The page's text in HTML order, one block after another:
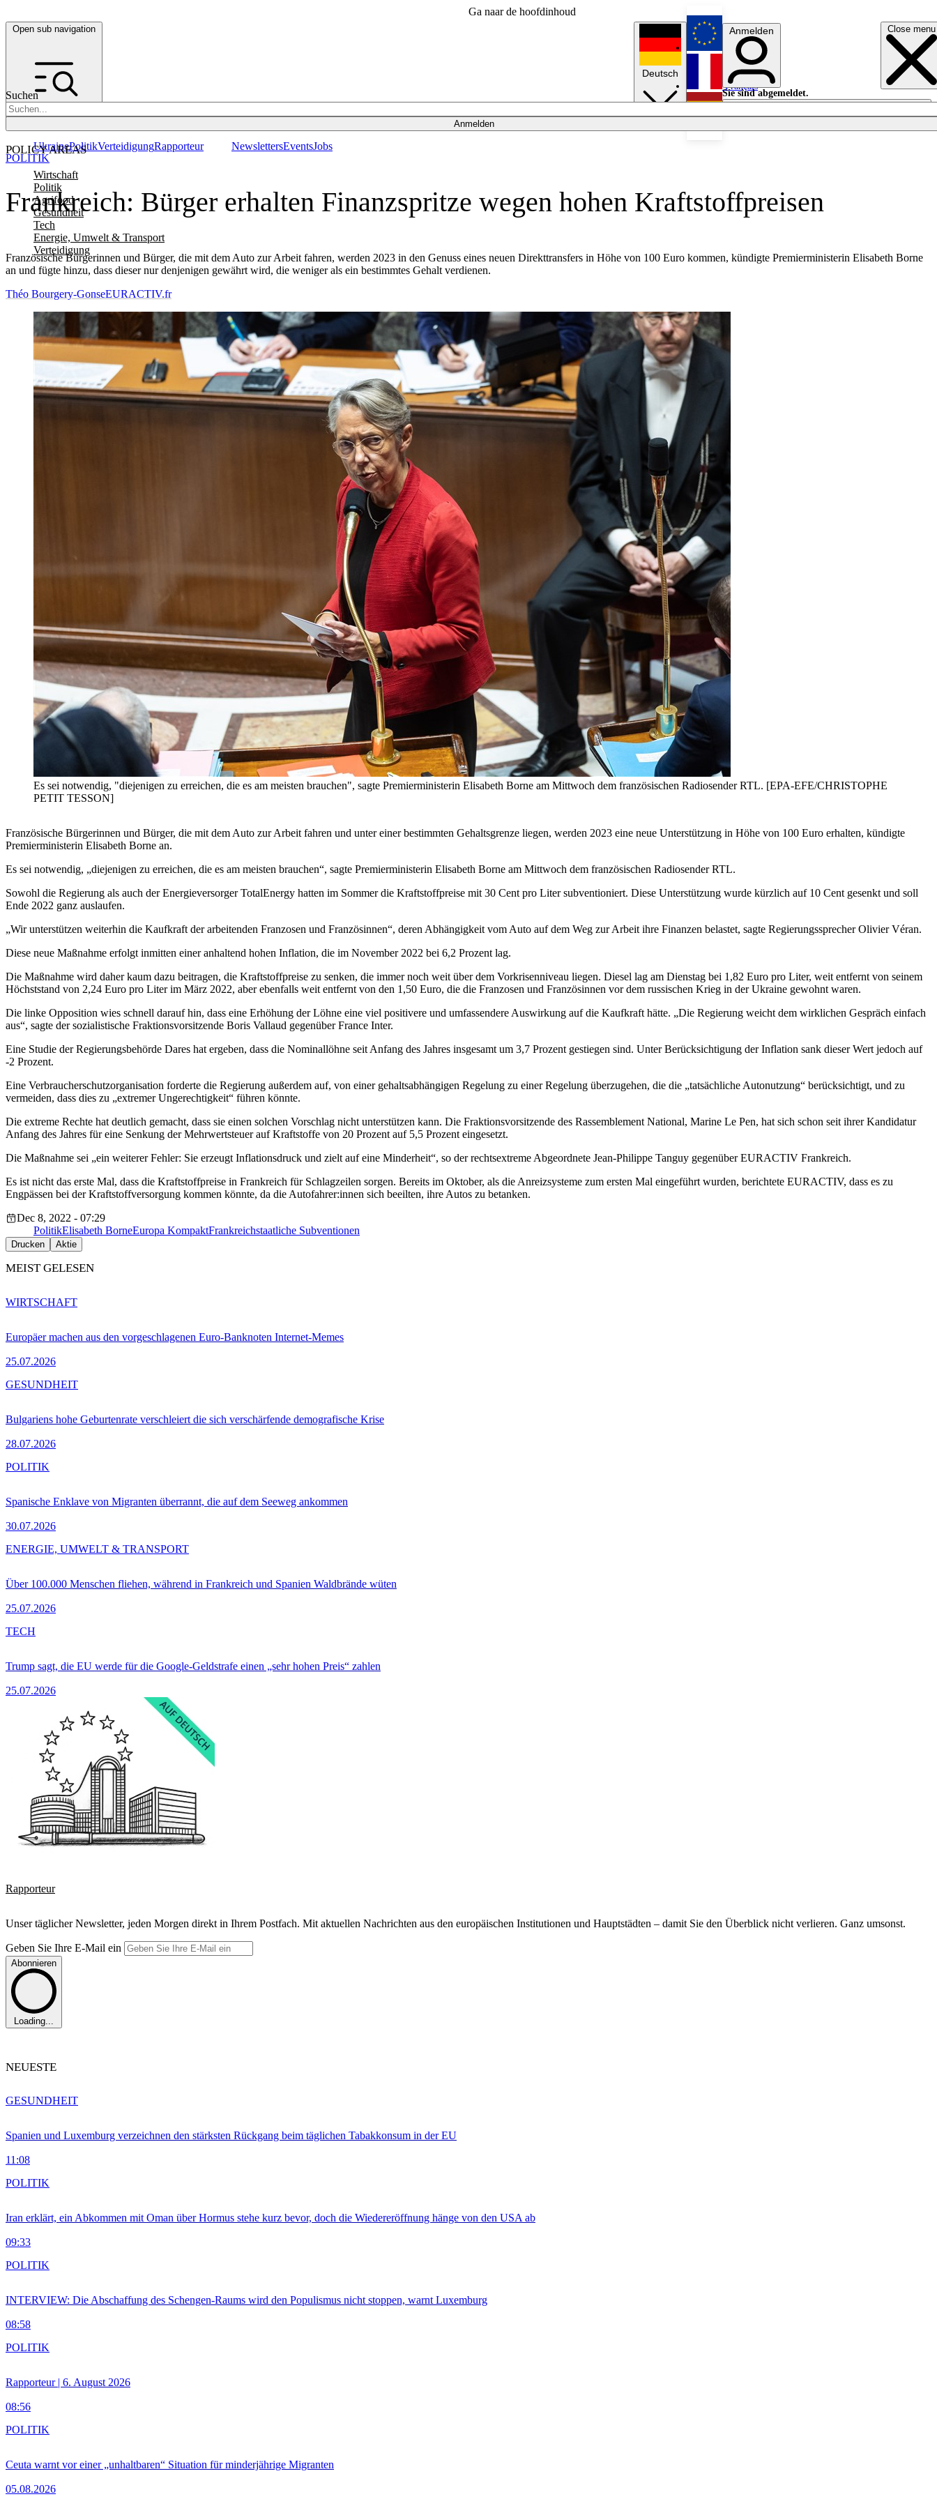
Ga naar de hoofdinhoud
Open sub navigation Close menu
Suchen
Anmelden
POLICY AREAS
Wirtschaft
Politik
Agrifood
Gesundheit
Tech
Energie, Umwelt & Transport
Verteidigung
UkrainePolitikVerteidigungRapporteur NewslettersEventsJobs
Deutsch
English
Français
Anmelden
Sie sind abgemeldet.
Anmelden
Licht aus
Frankreich: Bürger erhalten Finanzspritze wegen hohen Kraftstoffpreisen
Französische Bürgerinnen und Bürger, die mit dem Auto zur Arbeit fahren, werden 2023 in den Genuss eines neuen Direkttransfers in Höhe von 100 Euro kommen, kündigte Premierministerin Elisabeth Borne
an und fügte hinzu, dass dieser nur denjenigen gewährt wird, die weniger als ein bestimmtes Gehalt verdienen.
POLITIK
Théo Bourgery-GonseEURACTIV.fr
Es sei notwendig, "diejenigen zu erreichen, die es am meisten brauchen", sagte Premierministerin Elisabeth Borne am Mittwoch dem französischen Radiosender RTL. [EPA-EFE/CHRISTOPHE
PETIT TESSON]
Französische Bürgerinnen und Bürger, die mit dem Auto zur Arbeit fahren und unter einer bestimmten Gehaltsgrenze liegen, werden 2023 eine neue Unterstützung in Höhe von 100 Euro erhalten, kündigte
Premierministerin Elisabeth Borne an.
Es sei notwendig, „diejenigen zu erreichen, die es am meisten brauchen“, sagte Premierministerin Elisabeth Borne am Mittwoch dem französischen Radiosender RTL.
Sowohl die Regierung als auch der Energieversorger TotalEnergy hatten im Sommer die Kraftstoffpreise mit 30 Cent pro Liter subventioniert. Diese Unterstützung wurde kürzlich auf 10 Cent gesenkt und soll
Ende 2022 ganz auslaufen.
„Wir unterstützen weiterhin die Kaufkraft der arbeitenden Franzosen und Französinnen“, deren Abhängigkeit vom Auto auf dem Weg zur Arbeit ihre Finanzen belastet, sagte Regierungssprecher Olivier Véran.
Diese neue Maßnahme erfolgt inmitten einer anhaltend hohen Inflation, die im November 2022 bei 6,2 Prozent lag.
Die Maßnahme wird daher kaum dazu beitragen, die Kraftstoffpreise zu senken, die immer noch weit über dem Vorkrisenniveau liegen. Diesel lag am Dienstag bei 1,82 Euro pro Liter, weit entfernt von seinem
Höchststand von 2,24 Euro pro Liter im März 2022, aber ebenfalls weit entfernt von den 1,50 Euro, die die Franzosen und Französinnen vor dem russischen Krieg in der Ukraine gewohnt waren.
Die linke Opposition wies schnell darauf hin, dass eine Erhöhung der Löhne eine viel positivere und umfassendere Auswirkung auf die Kaufkraft hätte. „Die Regierung weicht dem wirklichen Gespräch einfach
aus“, sagte der sozialistische Fraktionsvorsitzende Boris Vallaud gegenüber France Inter.
Eine Studie der Regierungsbehörde Dares hat ergeben, dass die Nominallöhne seit Anfang des Jahres insgesamt um 3,7 Prozent gestiegen sind. Unter Berücksichtigung der Inflation sank dieser Wert jedoch auf
-2 Prozent.
Eine Verbraucherschutzorganisation forderte die Regierung außerdem auf, von einer gehaltsabhängigen Regelung zu einer Regelung überzugehen, die die „tatsächliche Autonutzung“ berücksichtigt, und zu
vermeiden, dass dies zu „extremer Ungerechtigkeit“ führen könnte.
Die extreme Rechte hat deutlich gemacht, dass sie einen solchen Vorschlag nicht unterstützen kann. Die Fraktionsvorsitzende des Rassemblement National, Marine Le Pen, hat sich schon seit ihrer Kandidatur
Anfang des Jahres für eine Senkung der Mehrwertsteuer auf Kraftstoffe von 20 Prozent auf 5,5 Prozent eingesetzt.
Die Maßnahme sei „ein weiterer Fehler: Sie erzeugt Inflationsdruck und zielt auf eine Minderheit“, so der rechtsextreme Abgeordnete Jean-Philippe Tanguy gegenüber EURACTIV Frankreich.
Es ist nicht das erste Mal, dass die Kraftstoffpreise in Frankreich für Schlagzeilen sorgen. Bereits im Oktober, als die Anreizsysteme zum ersten Mal eingeführt wurden, berichtete EURACTIV, dass es zu
Engpässen bei der Kraftstoffversorgung kommen könnte, da die Autofahrer:innen sich beeilten, ihre Autos zu betanken.
Dec 8, 2022 - 07:29
PolitikElisabeth BorneEuropa KompaktFrankreichstaatliche Subventionen
Drucken Aktie
MEIST GELESEN
Europäer machen aus den vorgeschlagenen Euro-Banknoten Internet-Memes
25.07.2026
WIRTSCHAFT
Bulgariens hohe Geburtenrate verschleiert die sich verschärfende demografische Krise
28.07.2026
GESUNDHEIT
Spanische Enklave von Migranten überrannt, die auf dem Seeweg ankommen
30.07.2026
POLITIK
Über 100.000 Menschen fliehen, während in Frankreich und Spanien Waldbrände wüten
25.07.2026
ENERGIE, UMWELT & TRANSPORT
Trump sagt, die EU werde für die Google-Geldstrafe einen „sehr hohen Preis“ zahlen
25.07.2026
TECH
Rapporteur
Unser täglicher Newsletter, jeden Morgen direkt in Ihrem Postfach. Mit aktuellen Nachrichten aus den europäischen Institutionen und Hauptstädten – damit Sie den Überblick nicht verlieren. Ganz umsonst.
Geben Sie Ihre E-Mail ein
Abonnieren
Loading...
NEUESTE
Spanien und Luxemburg verzeichnen den stärksten Rückgang beim täglichen Tabakkonsum in der EU
11:08
GESUNDHEIT
Iran erklärt, ein Abkommen mit Oman über Hormus stehe kurz bevor, doch die Wiedereröffnung hänge von den USA ab
09:33
POLITIK
INTERVIEW: Die Abschaffung des Schengen-Raums wird den Populismus nicht stoppen, warnt Luxemburg
08:58
POLITIK
Rapporteur | 6. August 2026
08:56
POLITIK
Ceuta warnt vor einer „unhaltbaren“ Situation für minderjährige Migranten
05.08.2026
POLITIK